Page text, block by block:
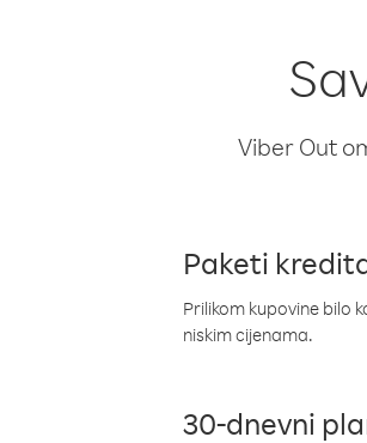
Viber Out
Paketi
Prilikom kupovine bilo
niskim cijenama.
30-dnevni